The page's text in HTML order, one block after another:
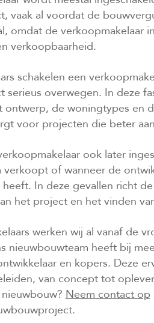
vaak al voordat de
omdat de verkoopmakelaar
verkoopbaarheid.
schakelen een
serieus overwegen. In deze
de woningtypes en
voor projecten die beter
ook later
verkoopt of wanneer de
In deze gevallen richt
het project en het vinden
werken wij al vanaf de
nieuwbouwteam heeft bij
en kopers. Deze
van concept tot
Neem contact op